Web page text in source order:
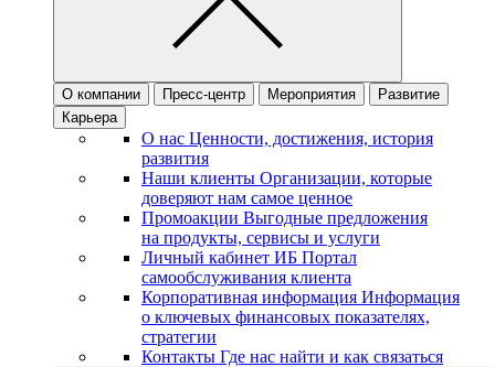
О компании Пресс-центр Мероприятия
Развитие
Карьера
О нас Ценности, достижения, история
развития
Наши клиенты Организации, которые
доверяют нам самое ценное
Промоакции Выгодные предложения
на продукты, сервисы и услуги
Личный кабинет ИБ Портал
самообслуживания клиента
Корпоративная информация Информация
о ключевых финансовых показателях,
стратегии
Контакты Где нас найти и как связаться